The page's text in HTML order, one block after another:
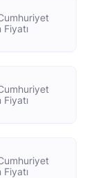
Fiyatı
Fiyatı
Fiyatı